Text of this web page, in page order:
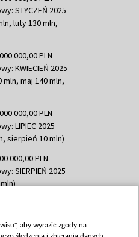
STYCZEŃ 2025
luty 130 mln,
000,00 PLN
KWIECIEŃ 2025
maj 140 mln,
000,00 PLN
LIPIEC 2025
sierpień 10 mln)
000,00 PLN
SIERPIEŃ 2025
051,21 PLN
mln, październik 350
aby wyrazić zgody na